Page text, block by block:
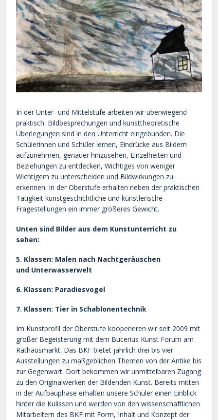
In der Unter- und Mittelstufe arbeiten wir überwiegend
praktisch. Bildbesprechungen und kunsttheoretische
Überlegungen sind in den Unterricht eingebunden. Die
Schülerinnen und Schüler lernen, Eindrücke aus Bildern
aufzunehmen, genauer hinzusehen, Einzelheiten und
Beziehungen zu entdecken, Wichtiges von weniger
Wichtigem zu unterscheiden und Bildwirkungen zu
erkennen. In der Oberstufe erhalten neben der praktischen
Tätigkeit kunstgeschichtliche und künstlerische
Fragestellungen ein immer größeres Gewicht.
Unten sind Bilder aus dem Kunstunterricht zu
sehen:
5. Klassen: Malen nach Nachtgeräuschen
und Unterwasserwelt
6. Klassen: Paradiesvogel
7. Klassen: Tier in Schablonentechnik
Im Kunstprofil der Oberstufe kooperieren wir seit 2009 mit
großer Begeisterung mit dem Bucerius Kunst Forum am
Rathausmarkt. Das BKF bietet jährlich drei bis vier
Ausstellungen zu maßgeblichen Themen von der Antike bis
zur Gegenwart. Dort bekommen wir unmittelbaren Zugang
zu den Originalwerken der Bildenden Kunst. Bereits mitten
in der Aufbauphase erhalten unsere Schüler einen Einblick
hinter die Kulissen und werden von den wissenschaftlichen
Mitarbeitern des BKF mit Form, Inhalt und Konzept der